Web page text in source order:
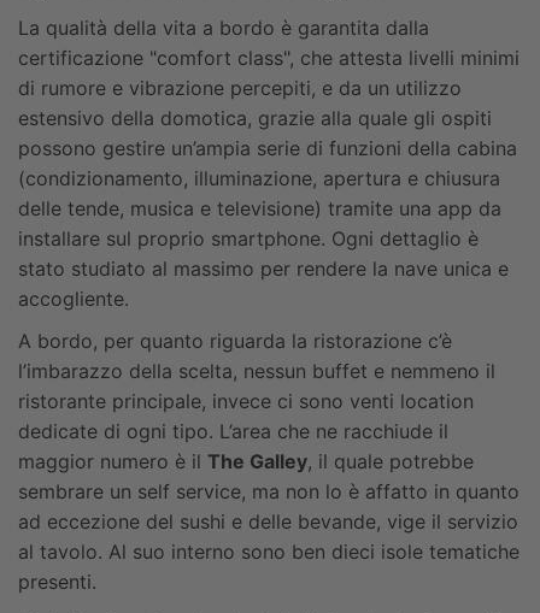
La qualità della vita a bordo è garantita dalla
certificazione "comfort class", che attesta livelli minimi
di rumore e vibrazione percepiti, e da un utilizzo
estensivo della domotica, grazie alla quale gli ospiti
possono gestire un’ampia serie di funzioni della cabina
(condizionamento, illuminazione, apertura e chiusura
delle tende, musica e televisione) tramite una app da
installare sul proprio smartphone. Ogni dettaglio è
stato studiato al massimo per rendere la nave unica e
accogliente.
A bordo, per quanto riguarda la ristorazione c’è
l’imbarazzo della scelta, nessun buffet e nemmeno il
ristorante principale, invece ci sono venti location
dedicate di ogni tipo. L’area che ne racchiude il
maggior numero è il The Galley, il quale potrebbe
sembrare un self service, ma non lo è affatto in quanto
ad eccezione del sushi e delle bevande, vige il servizio
al tavolo. Al suo interno sono ben dieci isole tematiche
presenti.